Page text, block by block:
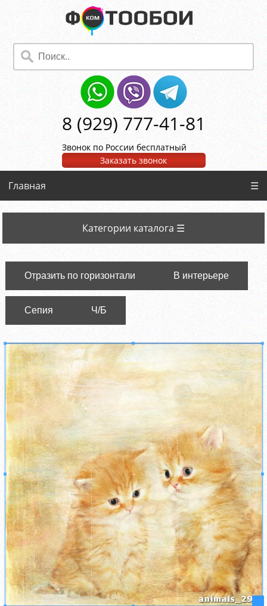
8 (929) 777-41-81
Звонок по России бесплатный
Заказать звонок
Главная ☰
Категории каталога ☰
Отразить по горизонтали В интерьере
Сепия Ч/Б